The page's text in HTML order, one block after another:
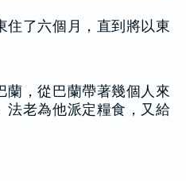
住了六個月，直到將以東
蘭，從巴蘭帶著幾個人來
法老為他派定糧食，又給